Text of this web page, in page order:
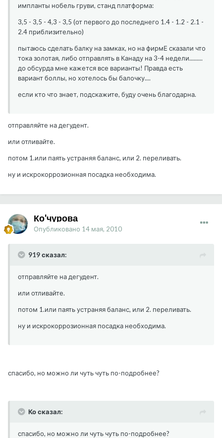
импланты нобель груви, станд платформа:
3,5 - 3,5 - 4,3 - 3,5 (от первого до последнего 1.4 - 1.2 - 2.1 -
2.4 приблизительно)
пытаюсь сделать балку на замках, но на фирмЕ сказали что
тока золотая, либо отправлять в Канаду на 3-4 недели.........
до обсурда мне кажется все варианты! Правда есть
вариант боллы, но хотелось бы балочку....
если кто что знает, подскажите, буду очень благодарна.
отправляйте на дегудент.
или отливайте.
потом 1.или паять устраняя баланс, или 2. переливать.
ну и искрокоррозионная посадка необходима.
Ко'чурова
Опубликовано 14 мая, 2010
919 сказал:
отправляйте на дегудент.
или отливайте.
потом 1.или паять устраняя баланс, или 2. переливать.
ну и искрокоррозионная посадка необходима.
спасибо, но можно ли чуть чуть по-подробнее?
Ко сказал:
спасибо, но можно ли чуть чуть по-подробнее?